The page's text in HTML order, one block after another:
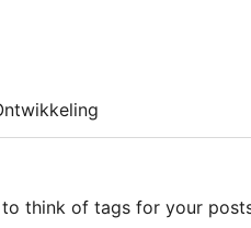
think of tags for your